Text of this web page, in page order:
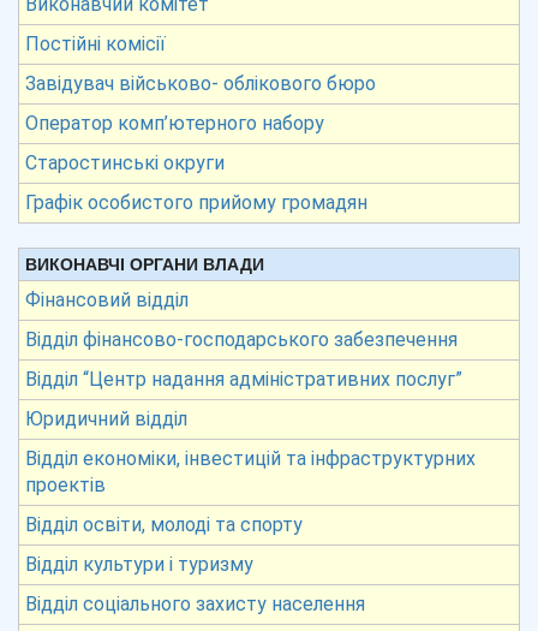
Постійні комісії
Завідувач військово- облікового бюро
Оператор комп’ютерного набору
Старостинські округи
Графік особистого прийому громадян
ВИКОНАВЧІ ОРГАНИ ВЛАДИ
Фінансовий відділ
Відділ фінансово-господарського забезпечення
Відділ “Центр надання адміністративних послуг”
Юридичний відділ
Відділ економіки, інвестицій та інфраструктурних
проектів
Відділ освіти, молоді та спорту
Відділ культури і туризму
Відділ соціального захисту населення